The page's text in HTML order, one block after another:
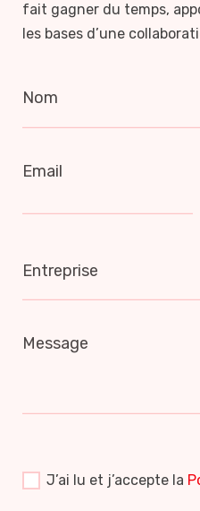
fait gagner du temps,
les bases d’une
Nom
Email
Entreprise
Message
J’ai lu et j’accepte la